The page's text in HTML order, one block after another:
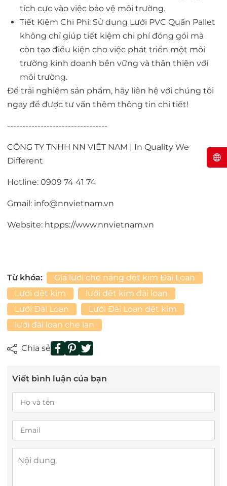
tích cực vào việc bảo vệ môi trường.
Tiết Kiệm Chi Phí: Sử dụng Lưới PVC Quấn Pallet
không chỉ giúp tiết kiệm chi phí đóng gói mà
còn tạo điều kiện cho việc phát triển một môi
trường kinh doanh bền vững và thân thiện với
môi trường.
Để trải nghiệm sản phẩm, hãy liên hệ với chúng tôi
ngay để được tư vấn thêm thông tin chi tiết!
---------------------------------
CÔNG TY TNHH NN VIỆT NAM | In Quality We
Different
Hotline: 0909 74 41 74
Gmail: info@nnvietnam.vn
Website: htpps://www.nnvietnam.vn
Từ khóa:
Giá lưới che nắng dệt kim Đài Loan
Lưới dệt kim
lưới dệt kim đài loan
Lưới Đài Loan
Lưới Đài Loan dệt kim
lưới đài loan che lan
Chia sẻ
Viết bình luận của bạn